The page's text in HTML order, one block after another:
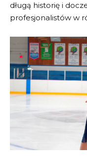
długą historię i
profesjonalistów w